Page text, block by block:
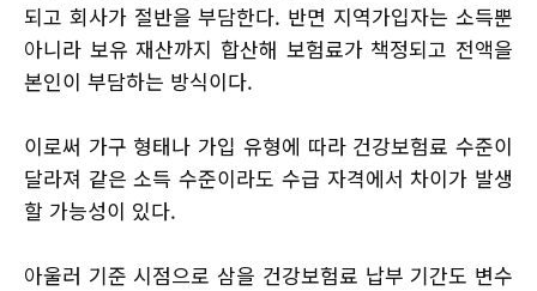
되고 회사가 절반을 부담한다. 반면 지역가입자는 소득뿐
아니라 보유 재산까지 합산해 보험료가 책정되고 전액을
본인이 부담하는 방식이다.
이로써 가구 형태나 가입 유형에 따라 건강보험료 수준이
달라져 같은 소득 수준이라도 수급 자격에서 차이가 발생
할 가능성이 있다.
아울러 기준 시점으로 삼을 건강보험료 납부 기간도 변수